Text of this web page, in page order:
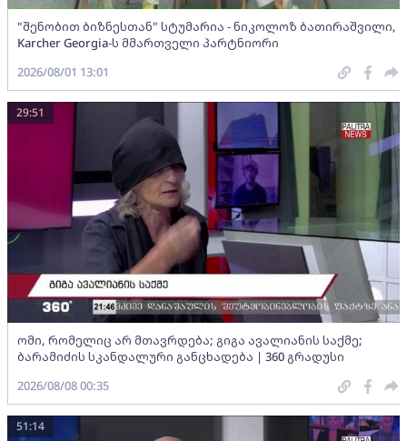
"შენობით ბიზნესთან" სტუმარია - ნიკოლოზ ბათირაშვილი,
Karcher Georgia-ს მმართველი პარტნიორი
2026/08/01 13:01
ომი, რომელიც არ მთავრდება; გიგა ავალიანის საქმე;
ბარამიძის სკანდალური განცხადება | 360 გრადუსი
29:51
2026/08/08 00:35
51:14